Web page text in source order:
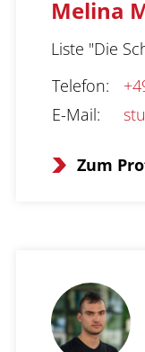
Melina
Liste "Die
Telefon:
E-Mail:
Zum